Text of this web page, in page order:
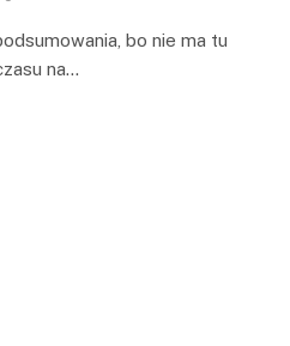
bo nie ma tu
na…